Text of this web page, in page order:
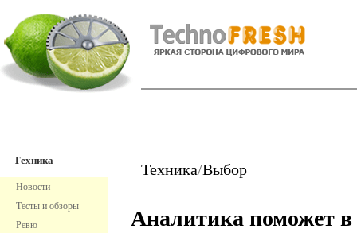
Техника
Новости
Тесты и обзоры
Ревю
Техника/Выбор
Аналитика поможет